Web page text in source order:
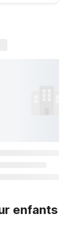
enfants